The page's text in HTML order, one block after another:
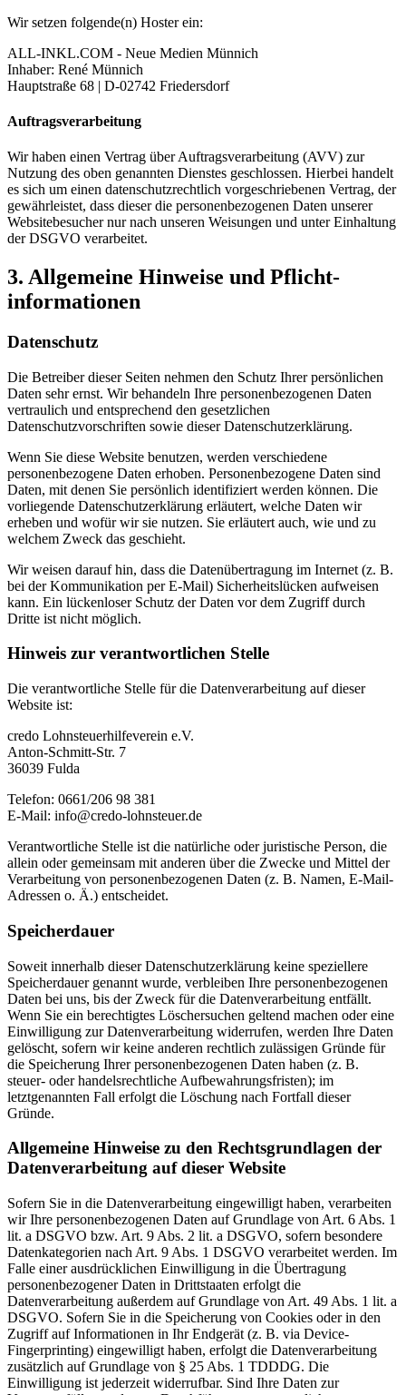
Wir setzen folgende(n) Hoster ein:
ALL-INKL.COM - Neue Medien Münnich
Inhaber: René Münnich
Hauptstraße 68 | D-02742 Friedersdorf
Auftragsverarbeitung
Wir haben einen Vertrag über Auftragsverarbeitung (AVV) zur
Nutzung des oben genannten Dienstes geschlossen. Hierbei handelt
es sich um einen datenschutzrechtlich vorgeschriebenen Vertrag, der
gewährleistet, dass dieser die personenbezogenen Daten unserer
Websitebesucher nur nach unseren Weisungen und unter Einhaltung
der DSGVO verarbeitet.
3. Allgemeine Hinweise und Pflicht­
informationen
Datenschutz
Die Betreiber dieser Seiten nehmen den Schutz Ihrer persönlichen
Daten sehr ernst. Wir behandeln Ihre personenbezogenen Daten
vertraulich und entsprechend den gesetzlichen
Datenschutzvorschriften sowie dieser Datenschutzerklärung.
Wenn Sie diese Website benutzen, werden verschiedene
personenbezogene Daten erhoben. Personenbezogene Daten sind
Daten, mit denen Sie persönlich identifiziert werden können. Die
vorliegende Datenschutzerklärung erläutert, welche Daten wir
erheben und wofür wir sie nutzen. Sie erläutert auch, wie und zu
welchem Zweck das geschieht.
Wir weisen darauf hin, dass die Datenübertragung im Internet (z. B.
bei der Kommunikation per E-Mail) Sicherheitslücken aufweisen
kann. Ein lückenloser Schutz der Daten vor dem Zugriff durch
Dritte ist nicht möglich.
Hinweis zur verantwortlichen Stelle
Die verantwortliche Stelle für die Datenverarbeitung auf dieser
Website ist:
credo Lohnsteuerhilfeverein e.V.
Anton-Schmitt-Str. 7
36039 Fulda
Telefon: 0661/206 98 381
E-Mail: info@credo-lohnsteuer.de
Verantwortliche Stelle ist die natürliche oder juristische Person, die
allein oder gemeinsam mit anderen über die Zwecke und Mittel der
Verarbeitung von personenbezogenen Daten (z. B. Namen, E-Mail-
Adressen o. Ä.) entscheidet.
Speicherdauer
Soweit innerhalb dieser Datenschutzerklärung keine speziellere
Speicherdauer genannt wurde, verbleiben Ihre personenbezogenen
Daten bei uns, bis der Zweck für die Datenverarbeitung entfällt.
Wenn Sie ein berechtigtes Löschersuchen geltend machen oder eine
Einwilligung zur Datenverarbeitung widerrufen, werden Ihre Daten
gelöscht, sofern wir keine anderen rechtlich zulässigen Gründe für
die Speicherung Ihrer personenbezogenen Daten haben (z. B.
steuer- oder handelsrechtliche Aufbewahrungsfristen); im
letztgenannten Fall erfolgt die Löschung nach Fortfall dieser
Gründe.
Allgemeine Hinweise zu den Rechtsgrundlagen der
Datenverarbeitung auf dieser Website
Sofern Sie in die Datenverarbeitung eingewilligt haben, verarbeiten
wir Ihre personenbezogenen Daten auf Grundlage von Art. 6 Abs. 1
lit. a DSGVO bzw. Art. 9 Abs. 2 lit. a DSGVO, sofern besondere
Datenkategorien nach Art. 9 Abs. 1 DSGVO verarbeitet werden. Im
Falle einer ausdrücklichen Einwilligung in die Übertragung
personenbezogener Daten in Drittstaaten erfolgt die
Datenverarbeitung außerdem auf Grundlage von Art. 49 Abs. 1 lit. a
DSGVO. Sofern Sie in die Speicherung von Cookies oder in den
Zugriff auf Informationen in Ihr Endgerät (z. B. via Device-
Fingerprinting) eingewilligt haben, erfolgt die Datenverarbeitung
zusätzlich auf Grundlage von § 25 Abs. 1 TDDDG. Die
Einwilligung ist jederzeit widerrufbar. Sind Ihre Daten zur